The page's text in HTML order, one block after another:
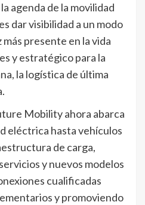
agenda de la movilidad
dar visibilidad a un modo
presente en la vida
y estratégico para la
la logística de última
Mobility ahora abarca
eléctrica hasta vehículos
de carga,
y nuevos modelos
cualificadas
y promoviendo